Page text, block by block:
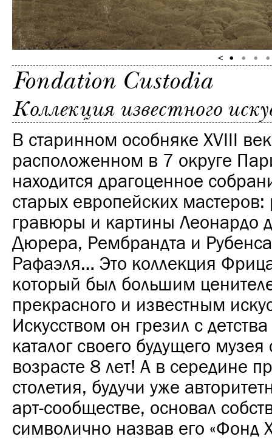
Fondation Custodia
Коллекция известного
В старинном особняке XVIII
расположенном в 7 округе
находится драгоценное
старых европейских мастеров:
гравюры и картины Леонардо
Дюрера, Рембрандта и
Рафаэля… Это коллекция
который был большим
прекрасного и известным
Искусством он грезил с
каталог своего будущего музея
возрасте 8 лет! А в середине
столетия, будучи уже
арт-сообществе, основал
символично назвав его «Фонд